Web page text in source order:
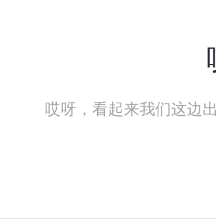
哎呀，看起来我们这边